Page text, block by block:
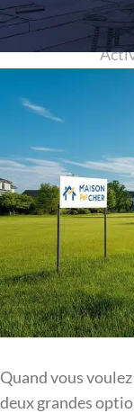
Quand vous
deux grandes